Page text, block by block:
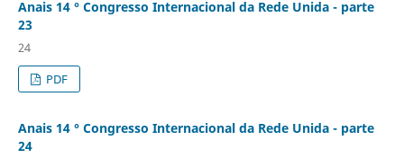
Anais 14 ° Congresso Internacional da Rede Unida - parte
23
24
PDF
Anais 14 ° Congresso Internacional da Rede Unida - parte
24